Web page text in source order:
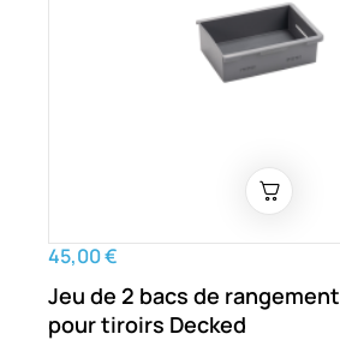
45,00 €
Jeu de 2 bacs de rangement
pour tiroirs Decked